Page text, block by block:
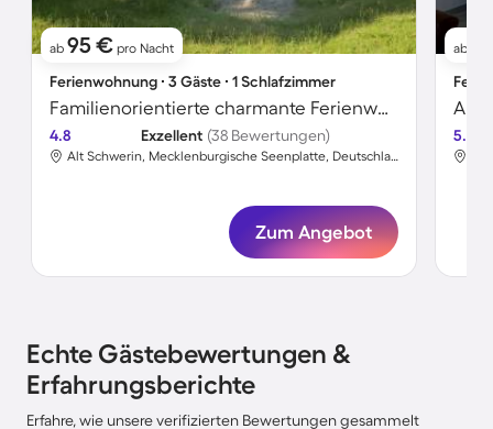
ab 95 € pro Nacht
Ferienwohnung ∙ 3 Gäste ∙ 1 Schlafzimmer
Familienorientierte charmante Ferienwohnung mit Terrasse und Garten
4.8 Exzellent (38 Bewertungen)
Alt Schwerin, Mecklenburgische Seenplatte, Deutschland
Zum Angebot
ab
5.0
Echte Gästebewertungen &
Erfahrungsberichte
Erfahre, wie unsere verifizierten Bewertungen gesammelt